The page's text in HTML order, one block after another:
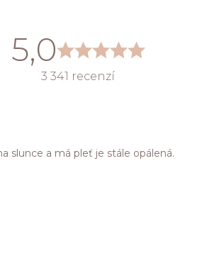
5,0
3 341 recenzí
slunce a má pleť je stále opálená.